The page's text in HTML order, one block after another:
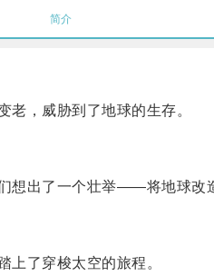
简介
，威胁到了地球的生存。
出了一个壮举——将地球改造
了穿梭太空的旅程。